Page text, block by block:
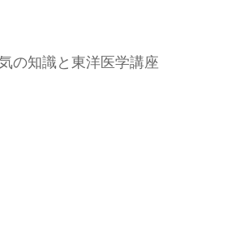
の知識と東洋医学講座